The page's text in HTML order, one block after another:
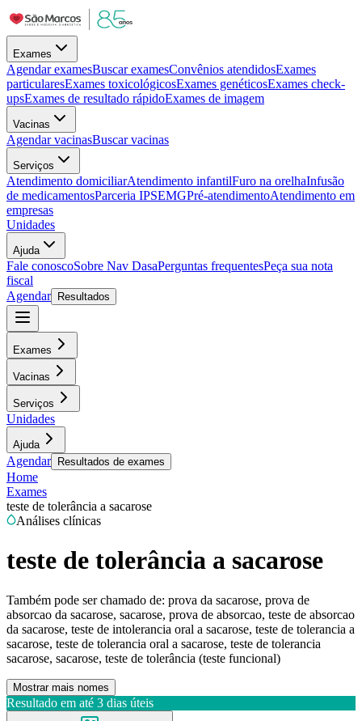
Exames
Agendar examesBuscar examesConvênios atendidosExames
particularesExames toxicológicosExames genéticosExames check-
upsExames de resultado rápidoExames de imagem
Vacinas
Agendar vacinasBuscar vacinas
Serviços
Atendimento domiciliarAtendimento infantilFuro na orelhaInfusão
de medicamentosParceria IPSEMGPré-atendimentoAtendimento em
empresas
Unidades
Ajuda
Fale conoscoSobre Nav DasaPerguntas frequentesPeça sua nota
fiscal
Agendar
Resultados
Exames
Vacinas
Serviços
Unidades
Ajuda
Agendar Resultados de exames
Home
Exames
teste de tolerância a sacarose
Análises clínicas
teste de tolerância a sacarose
Também pode ser chamado de: prova da sacarose, prova de
absorcao da sacarose, sacarose, prova de absorcao, teste de absorcao
da sacarose, teste de intolerancia oral a sacarose, teste de tolerancia a
sacarose, teste de tolerancia oral a sacarose, teste de tolerancia
sacarose, sacarose, teste de tolerância (teste funcional)
Mostrar mais nomes
Resultado em até 3 dias úteis